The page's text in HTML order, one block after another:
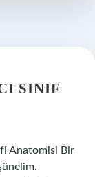
SINIF
Anatomisi Bir